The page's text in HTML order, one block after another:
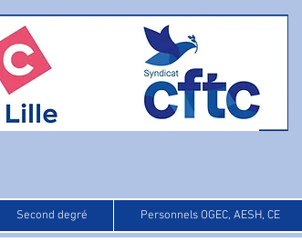
Second degré Personnels OGEC, AESH, CE